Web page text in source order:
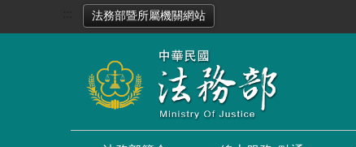
法務部暨所屬機關網站